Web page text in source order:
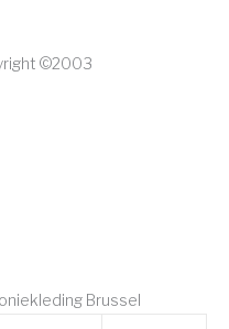
©2003
Brussel